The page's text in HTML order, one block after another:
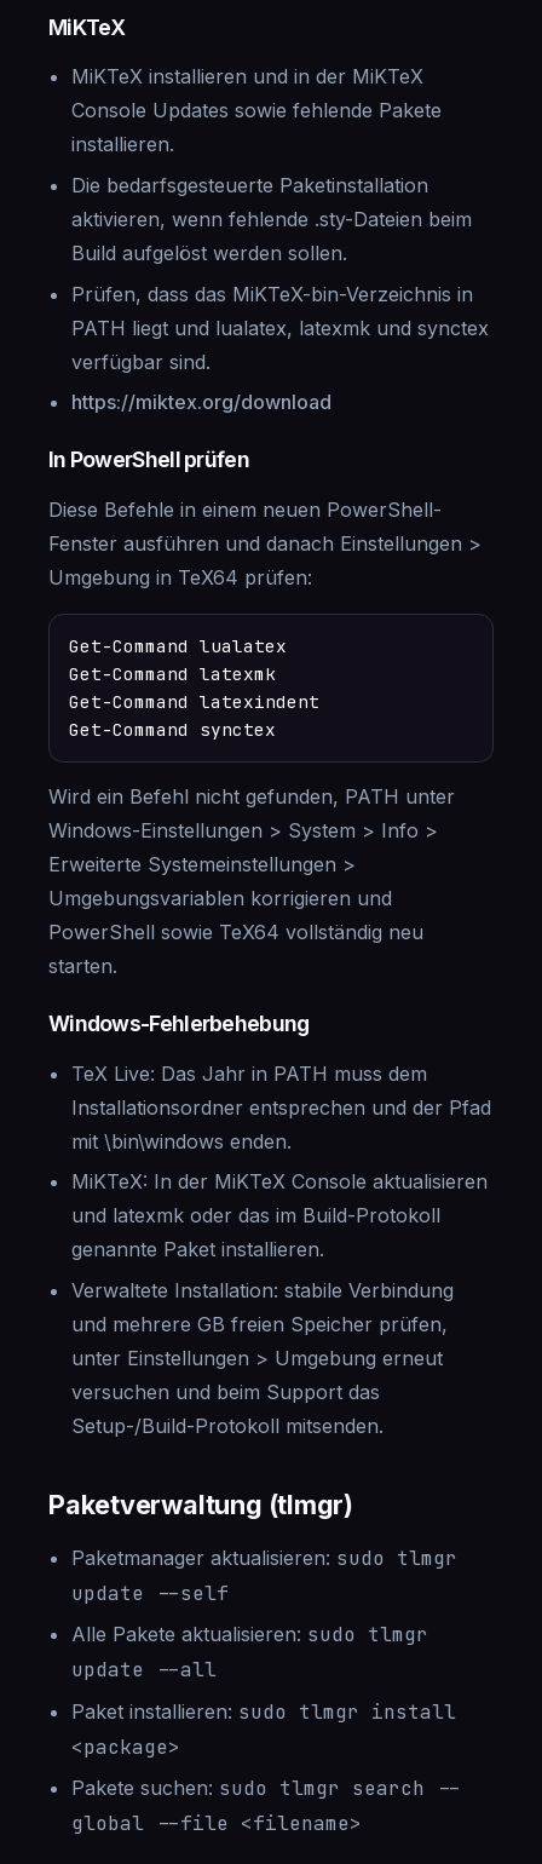
MiKTeX
MiKTeX installieren und in der MiKTeX
Console Updates sowie fehlende Pakete
installieren.
Die bedarfsgesteuerte Paketinstallation
aktivieren, wenn fehlende .sty-Dateien beim
Build aufgelöst werden sollen.
Prüfen, dass das MiKTeX-bin-Verzeichnis in
PATH liegt und lualatex, latexmk und synctex
verfügbar sind.
https://miktex.org/download
In PowerShell prüfen
Diese Befehle in einem neuen PowerShell-
Fenster ausführen und danach Einstellungen >
Umgebung in TeX64 prüfen:
Get-Command lualatex
Get-Command latexmk
Get-Command latexindent
Get-Command synctex
Wird ein Befehl nicht gefunden, PATH unter
Windows-Einstellungen > System > Info >
Erweiterte Systemeinstellungen >
Umgebungsvariablen korrigieren und
PowerShell sowie TeX64 vollständig neu
starten.
Windows-Fehlerbehebung
TeX Live: Das Jahr in PATH muss dem
Installationsordner entsprechen und der Pfad
mit \bin\windows enden.
MiKTeX: In der MiKTeX Console aktualisieren
und latexmk oder das im Build-Protokoll
genannte Paket installieren.
Verwaltete Installation: stabile Verbindung
und mehrere GB freien Speicher prüfen,
unter Einstellungen > Umgebung erneut
versuchen und beim Support das
Setup-/Build-Protokoll mitsenden.
Paketverwaltung (tlmgr)
Paketmanager aktualisieren: sudo tlmgr
update --self
Alle Pakete aktualisieren: sudo tlmgr
update --all
Paket installieren: sudo tlmgr install
<package>
Pakete suchen: sudo tlmgr search --
global --file <filename>